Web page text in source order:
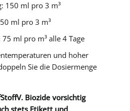
150 ml pro 3 m³
ml pro 3 m³
ml pro m³ alle 4 Tage
und hoher
Sie die Dosiermenge
Biozide vorsichtig